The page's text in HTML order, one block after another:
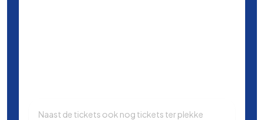
Naast de tickets ook nog tickets ter plekke